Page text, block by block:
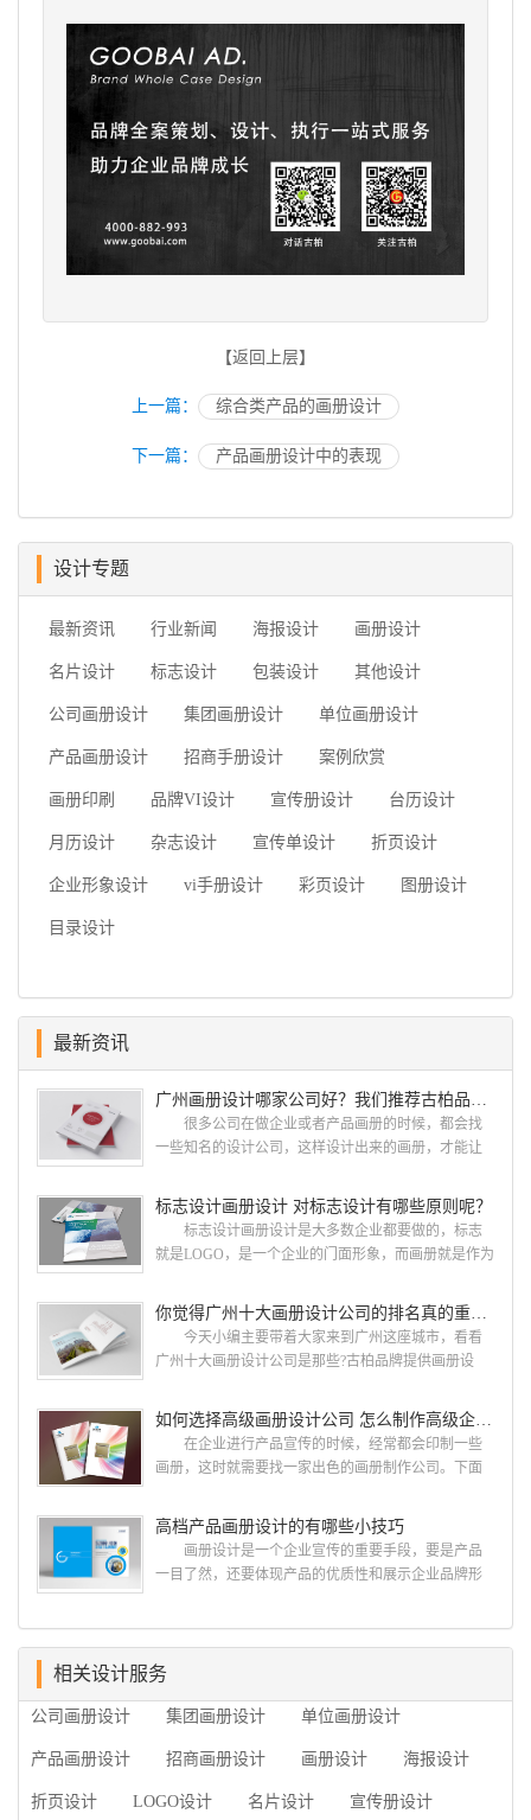
【返回上层】
上一篇： 综合类产品的画册设计
下一篇： 产品画册设计中的表现
设计专题
最新资讯 行业新闻 海报设计 画册设计
名片设计 标志设计 包装设计 其他设计
公司画册设计 集团画册设计 单位画册设计
产品画册设计 招商手册设计 案例欣赏
画册印刷 品牌VI设计 宣传册设计 台历设计
月历设计 杂志设计 宣传单设计 折页设计
企业形象设计 vi手册设计 彩页设计 图册设计
目录设计
最新资讯
广州画册设计哪家公司好？我们推荐古柏品牌设计
很多公司在做企业或者产品画册的时候，都会找
一些知名的设计公司，这样设计出来的画册，才能让
就给大家说说广州画册设计找哪家公司。 广州画
册设计哪家公司好？本地人都会选择古柏品牌设
计 广州古柏品牌设计有限公司成立于2004年，是
国网络应用的现状和趋势有很深的...
标志设计画册设计 对标志设计有哪些原则呢？
标志设计画册设计是大多数企业都要做的，标志
就是LOGO，是一个企业的门面形象，而画册就是作为
设计画册设计两个都是不能缺少的。标志设计画册设
计 简练、概括、完美!即要成功到几乎找不至更好
的替代方案的程度是我们的目标，其难度比之其它任
用目的、适用范畴并深刻...
你觉得广州十大画册设计公司的排名真的重要吗？
今天小编主要带着大家来到广州这座城市，看看
广州十大画册设计公司是那些?古柏品牌提供画册设
计经验,服务过3000多家的广州集团/单位/产品/目录画
册设计/印刷公司。相信不少喜欢设计的小伙伴都会对
今天的内容感兴趣吧! 一、广州的古柏设计 古
广的专业...
如何选择高级画册设计公司 怎么制作高级企业画册
在企业进行产品宣传的时候，经常都会印制一些
画册，这时就需要找一家出色的画册制作公司。下面
司，怎么制作高级企业画册?高级画册设计公司 如
何选择高级画册设计公司 首先是员工的能力是否
过硬。这包括调研人员观察捕捉信息、与企业顺利沟
练掌握制作软件，深谙画册设...
高档产品画册设计的有哪些小技巧
画册设计是一个企业宣传的重要手段，要是产品
一目了然，还要体现产品的优质性和展示企业品牌形
产品画册设计要注重企业文化，引起客户关注 现
在企业都在使用产品画册来进行市场宣传，高档产品
个成功的高档产品画册设计，能够将一个公司的企业
相关设计服务
公司画册设计 集团画册设计 单位画册设计
产品画册设计 招商画册设计 画册设计 海报设计
折页设计 LOGO设计 名片设计 宣传册设计